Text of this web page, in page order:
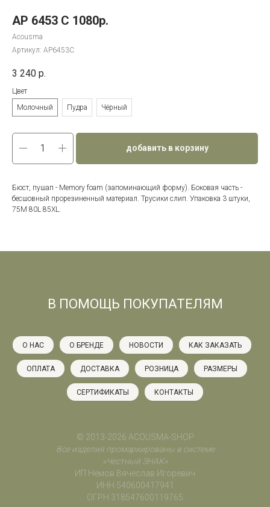
АР 6453 С 1080р.
Acousma
Артикул: AP6453C
3 240 р.
Цвет
Молочный
Пудра Чёрный
добавить в корзину
Бюст, пушап - Memory foam (запоминающий форму). Боковая часть -
бесшовный прорезиненный материал. Трусики слип. Упаковка 3 штуки,
75M 80L 85XL.
В ПОМОЩЬ ПОКУПАТЕЛЯМ
О НАС О БРЕНДЕ НОВОСТИ КАК ЗАКАЗАТЬ
ОПЛАТА ДОСТАВКА РОЗНИЦА РАЗМЕРЫ
СЕРТИФИКАТЫ КОНТАКТЫ
© 2013-2026 ACOUSMA-SHOP
Все изделия промаркированы в системе
«Честный ЗНАК»
ИП Немов Вячеслав Игоревич
ИНН 540600417941
ОГРН 318547600119765